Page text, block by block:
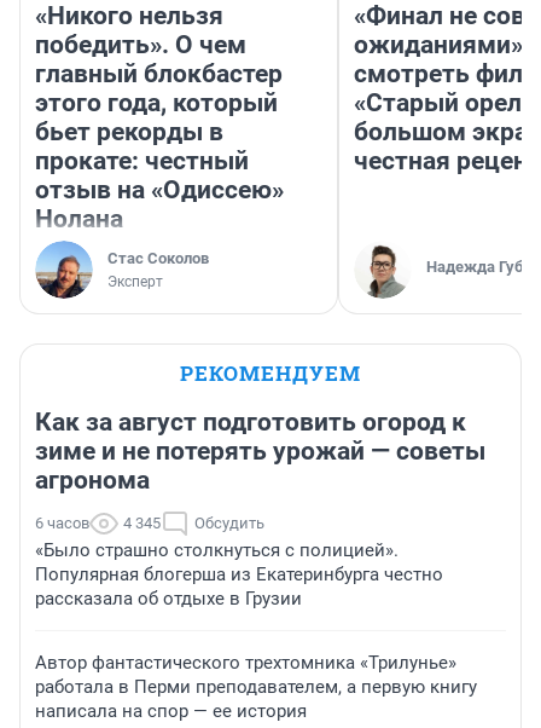
«Никого нельзя
победить». О чем
главный блокбастер
этого года, который
бьет рекорды в
прокате: честный
отзыв на «Одиссею»
Нолана
Стас Соколов
Эксперт
«Финал не
ожиданиями»:
смотреть
«Старый орел»
большом
честная
Надежда
РЕКОМЕНДУЕМ
Как за август подготовить огород к
зиме и не потерять урожай — советы
агронома
6 часов 4 345 Обсудить
«Было страшно столкнуться с полицией».
Популярная блогерша из Екатеринбурга честно
рассказала об отдыхе в Грузии
Автор фантастического трехтомника «Трилунье»
работала в Перми преподавателем, а первую книгу
написала на спор — ее история